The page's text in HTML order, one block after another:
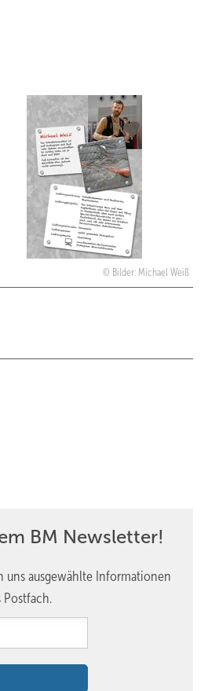
Bilder: Michael Weiß
BM Newsletter!
uns ausgewählte Informationen